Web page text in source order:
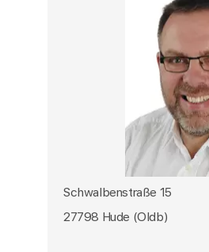
Schwalbenstraße 15
27798 Hude (Oldb)